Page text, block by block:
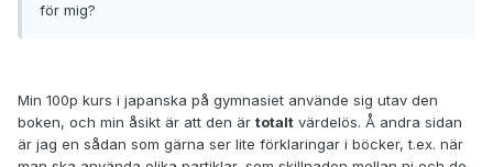
för mig?
Min 100p kurs i japanska på gymnasiet använde sig utav den
boken, och min åsikt är att den är totalt värdelös. Å andra sidan
är jag en sådan som gärna ser lite förklaringar i böcker, t.ex. när